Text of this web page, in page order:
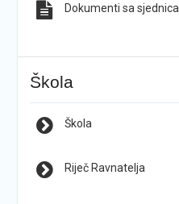
Dokumenti sa sjednica
Škola
Škola
Riječ Ravnatelja